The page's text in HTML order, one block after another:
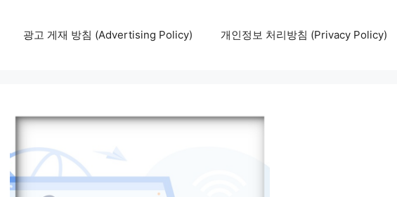
광고 게재 방침 (Advertising Policy) 개인정보 처리방침 (Privacy Policy)